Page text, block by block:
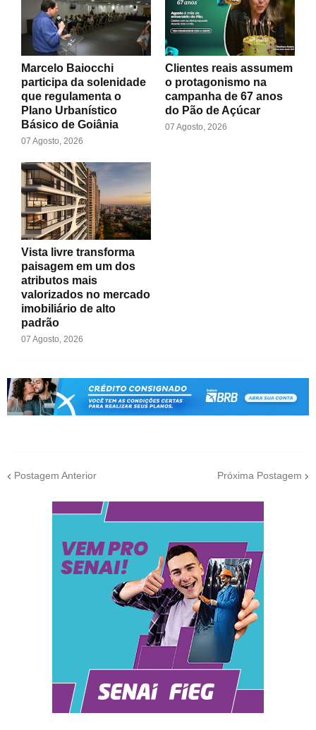
Marcelo Baiocchi
participa da solenidade
que regulamenta o
Plano Urbanístico
Básico de Goiânia
07 Agosto, 2026
Clientes reais assumem
o protagonismo na
campanha de 67 anos
do Pão de Açúcar
07 Agosto, 2026
Vista livre transforma
paisagem em um dos
atributos mais
valorizados no mercado
imobiliário de alto
padrão
07 Agosto, 2026
Postagem Anterior Próxima Postagem